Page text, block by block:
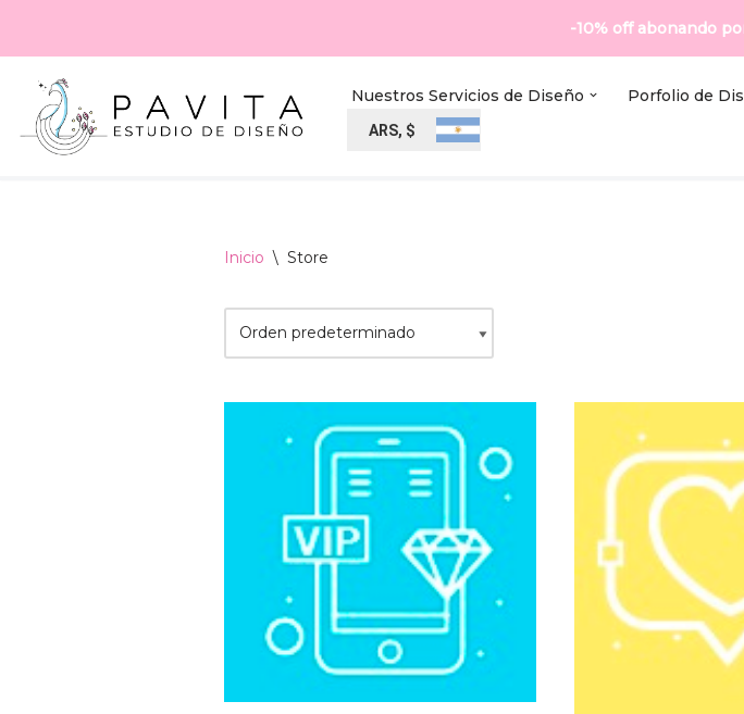
Ir
contenido
-10% off abonando
Nuestros Servicios de Diseño Porfolio de
ARS, $
Inicio \ Store